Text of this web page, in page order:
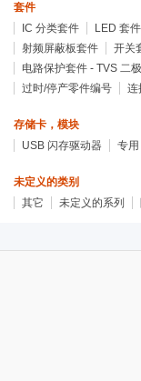
套件
IC 分类套件
LED 套件
射频屏蔽板套件
开关
电路保护套件 - TVS 二
过时/停产零件编号
连
存储卡，模块
USB 闪存驱动器
专用
未定义的类别
其它
未定义的系列